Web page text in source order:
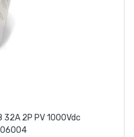
2P PV 1000Vdc